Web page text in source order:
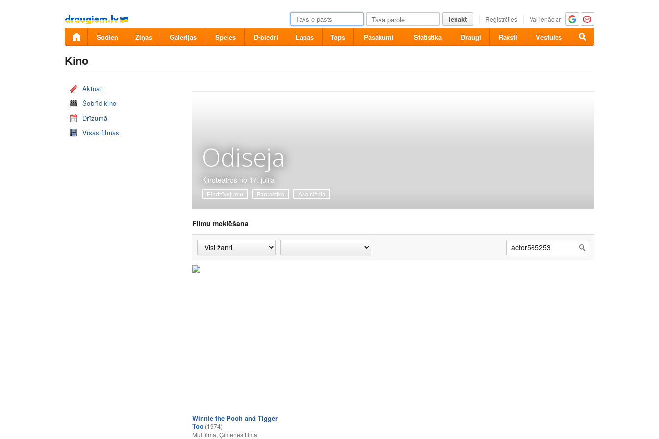
Pāriet
uz
saturu
Ienākt Reģistrēties Vai ienāc ar
Šodien Ziņas Galerijas Spēles D-biedri Lapas Tops Pasākumi Statistika Draugi Raksti Vēstules
Kino
Aktuāli
Šobrīd kino
Drīzumā
Visas filmas
Odiseja
Kinoteātros no 17. jūlija
Piedzīvojumu Fantastika Asa sižeta
Filmu meklēšana
Winnie the Pooh and Tigger
Too (1974)
Multfilma, Ģimenes filma